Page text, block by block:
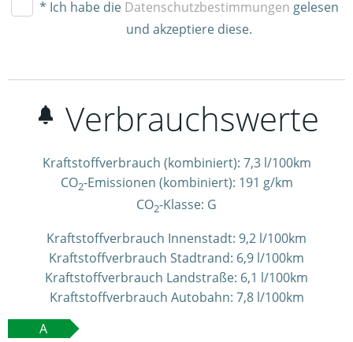
* Ich habe die Datenschutzbestimmungen gelesen
und akzeptiere diese.
Verbrauchswerte
Kraftstoffverbrauch (kombiniert): 7,3 l/100km
CO2-Emissionen (kombiniert): 191 g/km
CO2-Klasse: G
Kraftstoffverbrauch Innenstadt: 9,2 l/100km
Kraftstoffverbrauch Stadtrand: 6,9 l/100km
Kraftstoffverbrauch Landstraße: 6,1 l/100km
Kraftstoffverbrauch Autobahn: 7,8 l/100km
A